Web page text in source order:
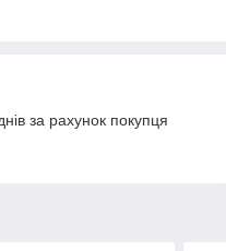
за рахунок покупця